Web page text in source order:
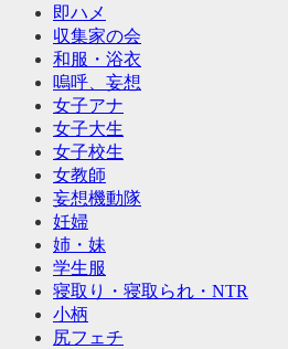
即ハメ
収集家の会
和服・浴衣
嗚呼、妄想
女子アナ
女子大生
女子校生
女教師
妄想機動隊
妊婦
姉・妹
学生服
寝取り・寝取られ・NTR
小柄
尻フェチ